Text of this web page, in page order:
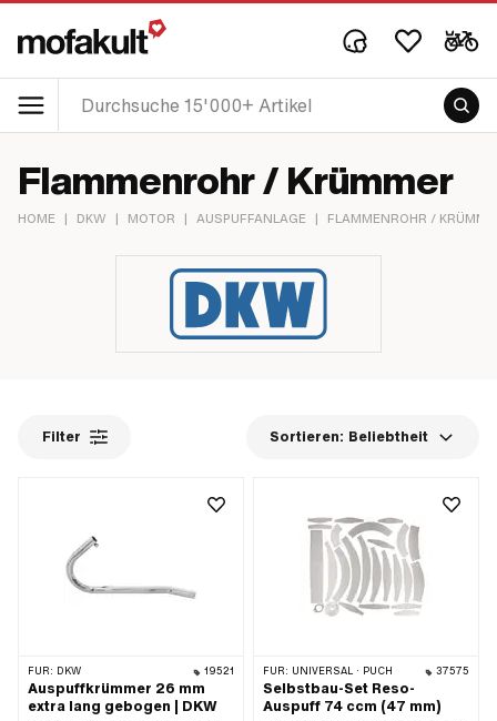
Flammenrohr / Krümmer
HOME | DKW | MOTOR | AUSPUFFANLAGE | FLAMMENROHR /
Filter Sortieren: Beliebtheit
FÜR: DKW 19521
Auspuffkrümmer 26 mm
extra lang gebogen | DKW
FÜR: UNIVERSAL · PUCH 37575
Selbstbau-Set Reso-
Auspuff 74 ccm (47 mm)